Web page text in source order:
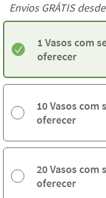
Envios GRÁTIS
1 Vasos com
oferecer
10 Vasos com
oferecer
20 Vasos com
oferecer